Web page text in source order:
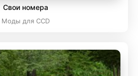
Свои номера
Моды для CCD